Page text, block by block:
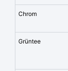
Chrom
Grüntee